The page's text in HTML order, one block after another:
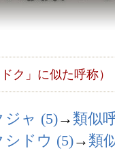
ク」に似た呼称）
ジャ (5)→ 類似
シドウ (5)→ 類